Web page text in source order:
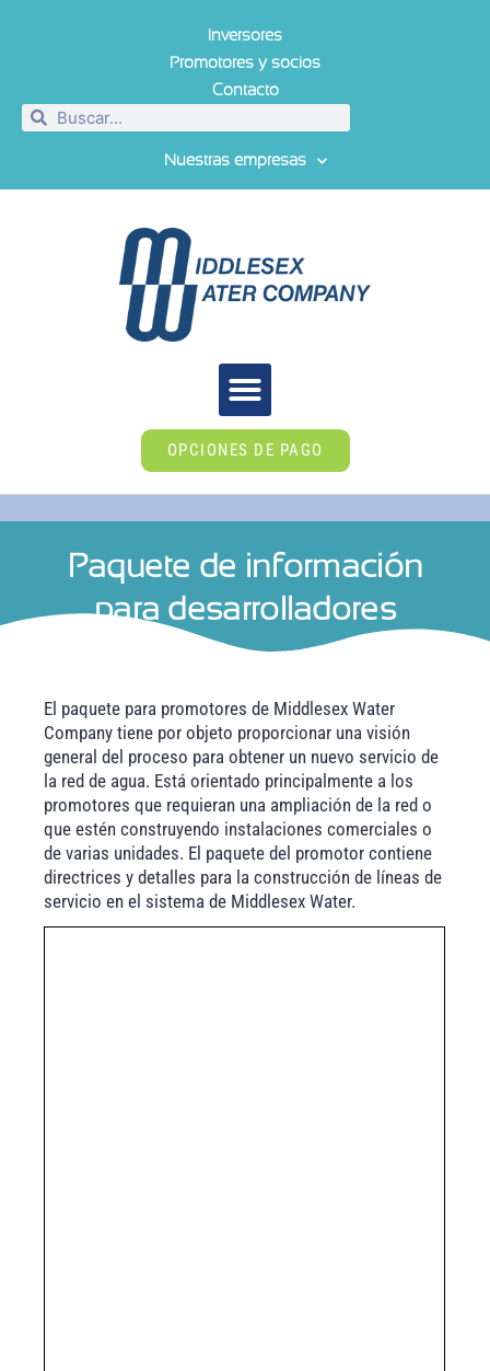
Inversores
Promotores y socios
Contacto
Nuestras empresas
OPCIONES DE PAGO
Paquete de información
para desarrolladores
El paquete para promotores de Middlesex Water
Company tiene por objeto proporcionar una visión
general del proceso para obtener un nuevo servicio de
la red de agua. Está orientado principalmente a los
promotores que requieran una ampliación de la red o
que estén construyendo instalaciones comerciales o
de varias unidades. El paquete del promotor contiene
directrices y detalles para la construcción de líneas de
servicio en el sistema de Middlesex Water.